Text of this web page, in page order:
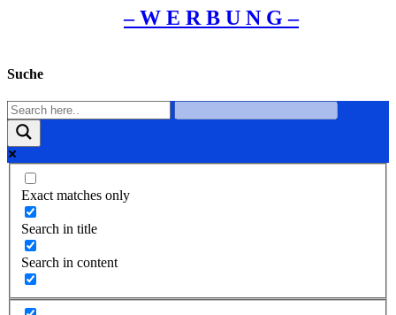
– W Ε R Β U Ν G –
Suche
Exact matches only
Search in title
Search in content